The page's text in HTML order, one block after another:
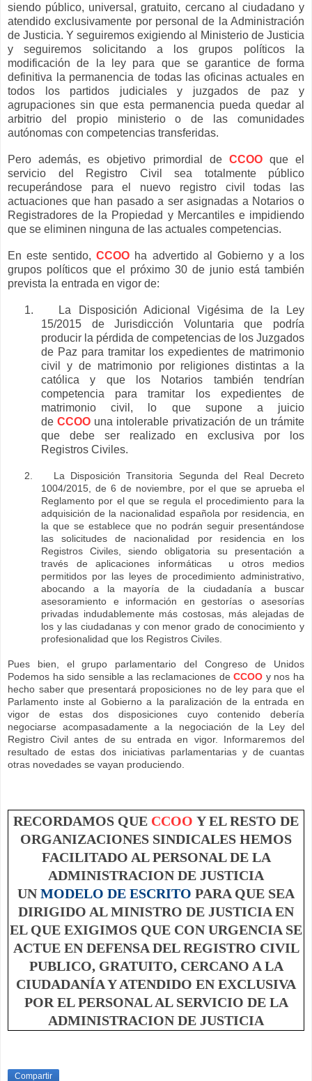
siendo público, universal, gratuito, cercano al ciudadano y
atendido exclusivamente por personal de la Administración
de Justicia. Y seguiremos exigiendo al Ministerio de Justicia
y seguiremos solicitando a los grupos políticos la
modificación de la ley para que se garantice de forma
definitiva la permanencia de todas las oficinas actuales en
todos los partidos judiciales y juzgados de paz y
agrupaciones sin que esta permanencia pueda quedar al
arbitrio del propio ministerio o de las comunidades
autónomas con competencias transferidas.
Pero además, es objetivo primordial de CCOOque el
servicio del Registro Civil sea totalmente público
recuperándose para el nuevo registro civil todas las
actuaciones que han pasado a ser asignadas a Notarios o
Registradores de la Propiedad y Mercantiles e impidiendo
que se eliminen ninguna de las actuales competencias.
En este sentido,CCOO ha advertido al Gobierno y a los
grupos políticos que el próximo 30 de junio está también
prevista la entrada en vigor de:
1.
La Disposición Adicional Vigésima de la Ley
15/2015 de Jurisdicción Voluntaria que podría
producir la pérdida de competencias de los Juzgados
de Paz para tramitar los expedientes de matrimonio
civil y de matrimonio por religiones distintas a la
católica y que los Notarios también tendrían
competencia para tramitar los expedientes de
matrimonio civil, lo que supone a juicio
deCCOO una intolerable privatización de un trámite
que debe ser realizado en exclusiva por los
Registros Civiles.
2.
La Disposición Transitoria Segunda del Real Decreto
1004/2015, de 6 de noviembre, por el que se aprueba el
Reglamento por el que se regula el procedimiento para la
adquisición de la nacionalidad española por residencia, en
la que se establece que no podrán seguir presentándose
las solicitudes de nacionalidad por residencia en los
Registros Civiles, siendo obligatoria su presentación a
través de aplicaciones informáticas u otros medios
permitidos por las leyes de procedimiento administrativo,
abocando a la mayoría de la ciudadanía a buscar
asesoramiento e información en gestorías o asesorías
privadas indudablemente más costosas, más alejadas de
los y las ciudadanas y con menor grado de conocimiento y
profesionalidad que los Registros Civiles.
Pues bien, el grupo parlamentario del Congreso de Unidos
Podemos ha sido sensible a las reclamaciones deCCOO y nos ha
hecho saber que presentará proposiciones no de ley para que el
Parlamento inste al Gobierno a la paralización de la entrada en
vigor de estas dos disposiciones cuyo contenido debería
negociarse acompasadamente a la negociación de la Ley del
Registro Civil antes de su entrada en vigor. Informaremos del
resultado de estas dos iniciativas parlamentarias y de cuantas
otras novedades se vayan produciendo.
RECORDAMOS QUE CCOO Y EL RESTO DE
ORGANIZACIONES SINDICALES HEMOS
FACILITADO AL PERSONAL DE LA
ADMINISTRACION DE JUSTICIA
UNMODELO DE ESCRITO PARA QUE SEA
DIRIGIDO AL MINISTRO DE JUSTICIA EN
EL QUE EXIGIMOS QUE CON URGENCIA SE
ACTUE EN DEFENSA DEL REGISTRO CIVIL
PUBLICO, GRATUITO, CERCANO A LA
CIUDADANÍA Y ATENDIDO EN EXCLUSIVA
POR EL PERSONAL AL SERVICIO DE LA
ADMINISTRACION DE JUSTICIA
Compartir